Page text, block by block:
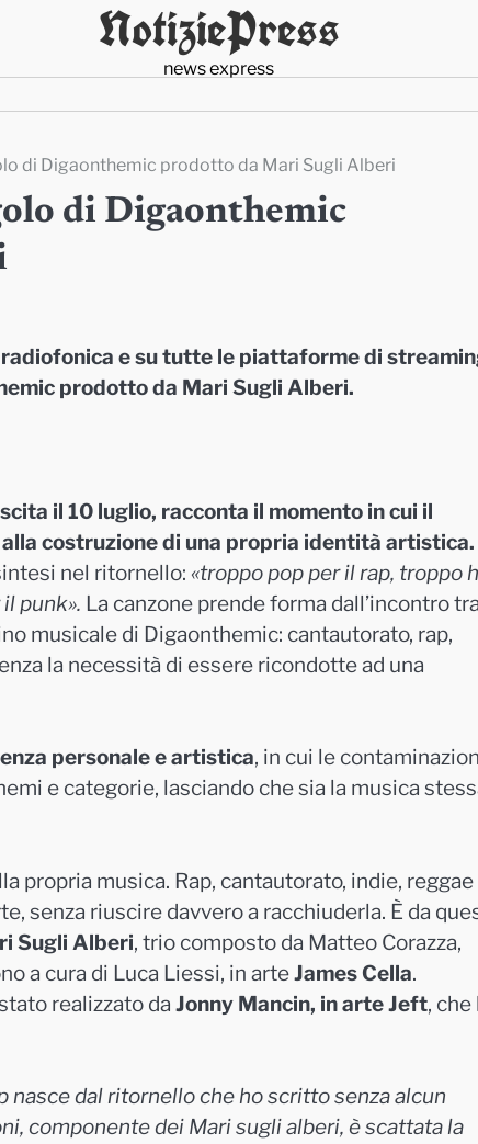
NotiziePress
news express
di Digaonthemic prodotto da Mari Sugli Alberi
di Digaonthemic
e su tutte le piattaforme di
prodotto da Mari Sugli Alberi.
il 10 luglio, racconta il momento in cui il
costruzione di una propria identità artistica.
nel ritornello: «troppo pop per il rap, troppo
punk». La canzone prende forma dall’incontro
musicale di Digaonthemic: cantautorato, rap,
la necessità di essere ricondotte ad una
personale e artistica, in cui le
e categorie, lasciando che sia la musica
propria musica. Rap, cantautorato, indie, reggae
senza riuscire davvero a racchiuderla. È da
Sugli Alberi, trio composto da Matteo Corazza,
a cura di Luca Liessi, in arteJames Cella.
realizzato da Jonny Mancin, in arte Jeft, che
nasce dal ritornello che ho scritto senza alcun
componente dei Mari sugli alberi, è scattata la